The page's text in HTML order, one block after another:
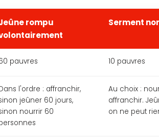
rompu
Serment
pauvres 10 pauvres
l'ordre : affranchir,
jeûner 60 jours,
nourrir 60
Au choix :
affranchir.
on ne peut